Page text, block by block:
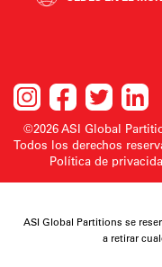
©2026 ASI Global
Todos los derechos
Política de
ASI Global Partitions se
a retirar